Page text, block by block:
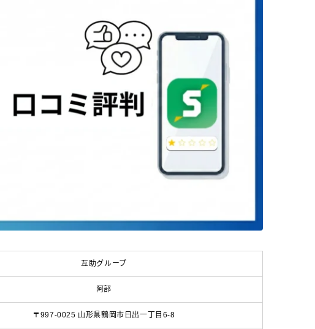
互助グループ
阿部
〒997-0025 山形県鶴岡市日出一丁目6-8